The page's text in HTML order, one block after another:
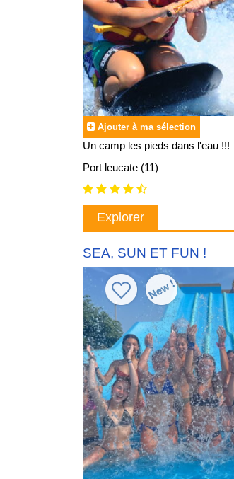
Ajouter à ma sélection
Un camp les pieds dans l'eau !!!
Port leucate (11)
Explorer
SEA, SUN ET FUN !